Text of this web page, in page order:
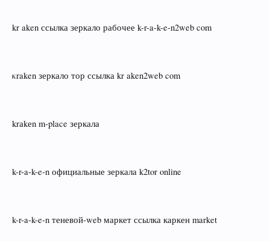
kr aken ссылка зеркало рабочее k-r-a-k-e-n2web com
κraken зеркало тор ссылка kr aken2web com
krаkеn m‑place зеркала
k-r-a-k-e-n официальные зеркала k2tor online
k-r-a-k-e-n теневой‑web маркет ссылка каркен market